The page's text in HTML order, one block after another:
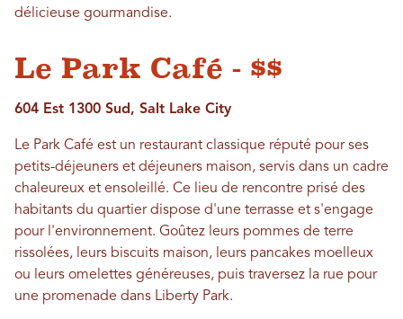
délicieuse gourmandise.
Le Park Café - $$
604 Est 1300 Sud, Salt Lake City
Le Park Café est un restaurant classique réputé pour ses
petits-déjeuners et déjeuners maison, servis dans un cadre
chaleureux et ensoleillé. Ce lieu de rencontre prisé des
habitants du quartier dispose d'une terrasse et s'engage
pour l'environnement. Goûtez leurs pommes de terre
rissolées, leurs biscuits maison, leurs pancakes moelleux
ou leurs omelettes généreuses, puis traversez la rue pour
une promenade dans Liberty Park.